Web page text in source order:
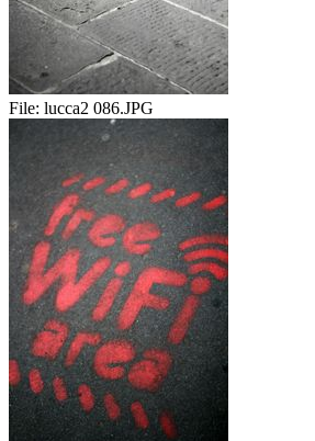
File: lucca2 086.JPG